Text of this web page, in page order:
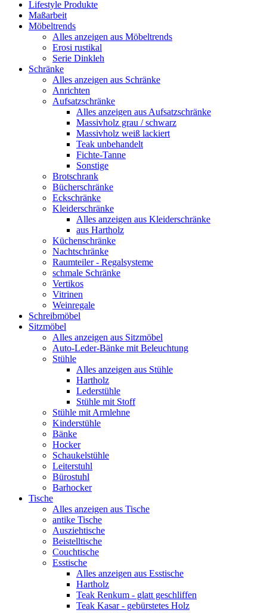
Lifestyle Produkte
Maßarbeit
Möbeltrends
Alles anzeigen aus Möbeltrends
Erosi rustikal
Serie Dinkleh
Schränke
Alles anzeigen aus Schränke
Anrichten
Aufsatzschränke
Alles anzeigen aus Aufsatzschränke
Massivholz grau / schwarz
Massivholz weiß lackiert
Teak unbehandelt
Fichte-Tanne
Sonstige
Brotschrank
Bücherschränke
Eckschränke
Kleiderschränke
Alles anzeigen aus Kleiderschränke
aus Hartholz
Küchenschränke
Nachtschränke
Raumteiler - Regalsysteme
schmale Schränke
Vertikos
Vitrinen
Weinregale
Schreibmöbel
Sitzmöbel
Alles anzeigen aus Sitzmöbel
Auto-Leder-Bänke mit Beleuchtung
Stühle
Alles anzeigen aus Stühle
Hartholz
Lederstühle
Stühle mit Stoff
Stühle mit Armlehne
Kinderstühle
Bänke
Hocker
Schaukelstühle
Leiterstuhl
Bürostuhl
Barhocker
Tische
Alles anzeigen aus Tische
antike Tische
Ausziehtische
Beistelltische
Couchtische
Esstische
Alles anzeigen aus Esstische
Hartholz
Teak Renkum - glatt geschliffen
Teak Kasar - gebürstetes Holz